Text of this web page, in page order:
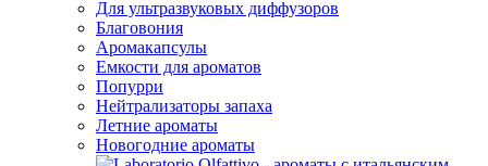
Для ультразвуковых диффузоров
Благовония
Аромакапсулы
Емкости для ароматов
Попурри
Нейтрализаторы запаха
Летние ароматы
Новогодние ароматы